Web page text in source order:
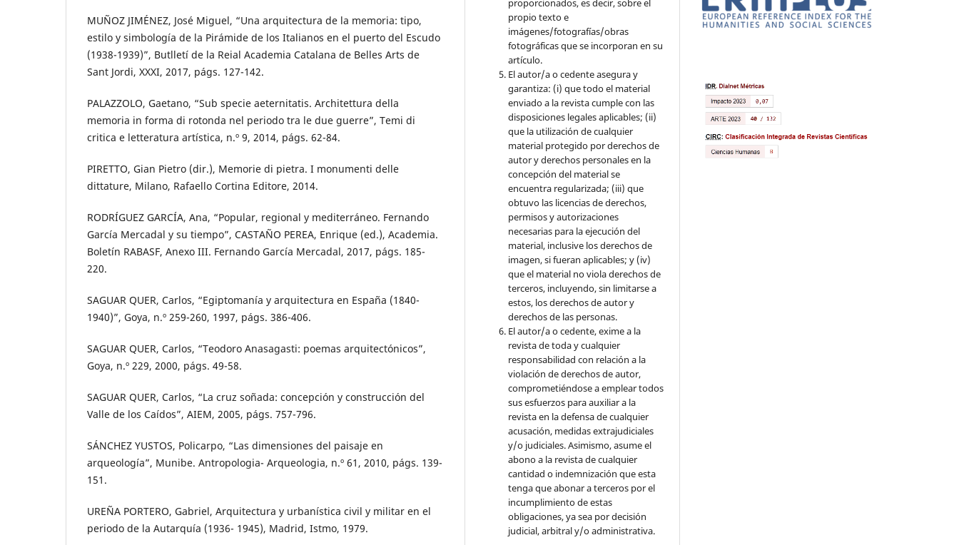
MUÑOZ JIMÉNEZ, José Miguel, “Una arquitectura de la memoria: tipo,
estilo y simbología de la Pirámide de los Italianos en el puerto del Escudo
(1938-1939)”, Butlletí de la Reial Academia Catalana de Belles Arts de
Sant Jordi, XXXI, 2017, págs. 127-142.
PALAZZOLO, Gaetano, “Sub specie aeternitatis. Architettura della
memoria in forma di rotonda nel periodo tra le due guerre”, Temi di
critica e letteratura artística, n.º 9, 2014, págs. 62-84.
PIRETTO, Gian Pietro (dir.), Memorie di pietra. I monumenti delle
dittature, Milano, Rafaello Cortina Editore, 2014.
RODRÍGUEZ GARCÍA, Ana, “Popular, regional y mediterráneo. Fernando
García Mercadal y su tiempo”, CASTAÑO PEREA, Enrique (ed.), Academia.
Boletín RABASF, Anexo III. Fernando García Mercadal, 2017, págs. 185-
220.
SAGUAR QUER, Carlos, “Egiptomanía y arquitectura en España (1840-
1940)”, Goya, n.º 259-260, 1997, págs. 386-406.
SAGUAR QUER, Carlos, “Teodoro Anasagasti: poemas arquitectónicos”,
Goya, n.º 229, 2000, págs. 49-58.
SAGUAR QUER, Carlos, “La cruz soñada: concepción y construcción del
Valle de los Caídos”, AIEM, 2005, págs. 757-796.
SÁNCHEZ YUSTOS, Policarpo, “Las dimensiones del paisaje en
arqueología”, Munibe. Antropologia- Arqueologia, n.º 61, 2010, págs. 139-
151.
UREÑA PORTERO, Gabriel, Arquitectura y urbanística civil y militar en el
periodo de la Autarquía (1936- 1945), Madrid, Istmo, 1979.
proporcionados, es decir, sobre el
propio texto e
imágenes/fotografías/obras
fotográficas que se incorporan en su
artículo.
El autor/a o cedente asegura y
garantiza: (i) que todo el material
enviado a la revista cumple con las
disposiciones legales aplicables; (ii)
que la utilización de cualquier
material protegido por derechos de
autor y derechos personales en la
concepción del material se
encuentra regularizada; (iii) que
obtuvo las licencias de derechos,
permisos y autorizaciones
necesarias para la ejecución del
material, inclusive los derechos de
imagen, si fueran aplicables; y (iv)
que el material no viola derechos de
terceros, incluyendo, sin limitarse a
estos, los derechos de autor y
derechos de las personas.
El autor/a o cedente, exime a la
revista de toda y cualquier
responsabilidad con relación a la
violación de derechos de autor,
comprometiéndose a emplear todos
sus esfuerzos para auxiliar a la
revista en la defensa de cualquier
acusación, medidas extrajudiciales
y/o judiciales. Asimismo, asume el
abono a la revista de cualquier
cantidad o indemnización que esta
tenga que abonar a terceros por el
incumplimiento de estas
obligaciones, ya sea por decisión
judicial, arbitral y/o administrativa.